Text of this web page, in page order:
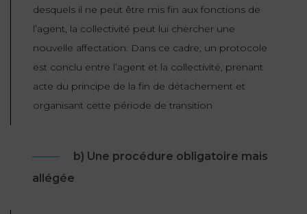
desquels il ne peut être mis fin aux fonctions de
l’agent, la collectivité peut lui chercher une
nouvelle affectation. Dans ce cadre, un protocole
est conclu entre l’agent et la collectivité, prenant
acte du principe de la fin de détachement et
organisant cette période de transition
b) Une procédure obligatoire mais
allégée